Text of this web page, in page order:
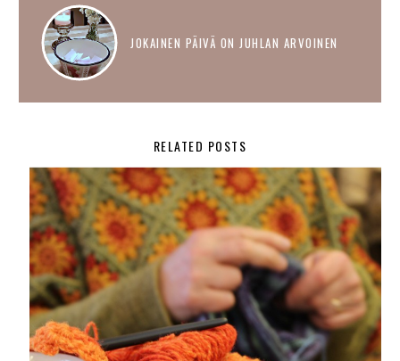
JOKAINEN PÄIVÄ ON JUHLAN ARVOINEN
RELATED POSTS